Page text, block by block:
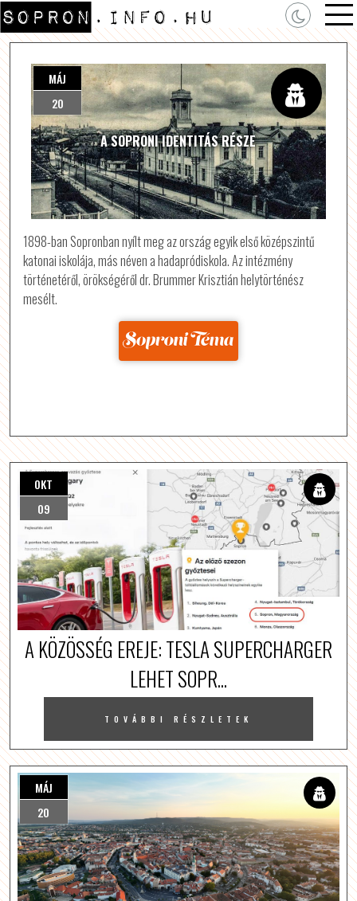
A SOPRONI IDENTITÁS RÉSZE
MÁJ
20
1898-ban Sopronban nyílt meg az ország egyik első középszintű
katonai iskolája, más néven a hadapródiskola. Az intézmény
történetéről, örökségéről dr. Brummer Krisztián helytörténész
mesélt.
Forrás: sopronitema.hu
OKT
09
A KÖZÖSSÉG EREJE: TESLA SUPERCHARGER
LEHET SOPR...
TOVÁBBI RÉSZLETEK
MÁJ
20